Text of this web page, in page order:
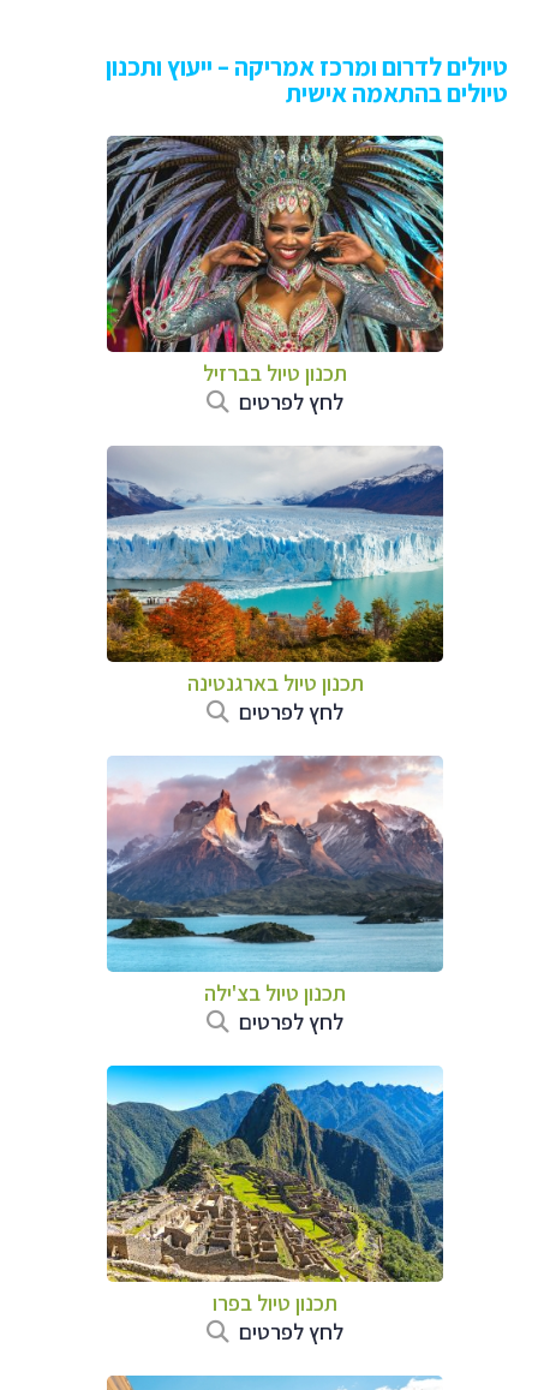
טיולים לדרום ומרכז אמריקה – ייעוץ ותכנון
טיולים בהתאמה אישית
תכנון טיול בברזיל
לחץ לפרטים
תכנון טיול בארגנטינה
לחץ לפרטים
תכנון טיול בצ'ילה
לחץ לפרטים
תכנון טיול בפרו
לחץ לפרטים